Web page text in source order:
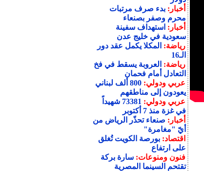
أخبار:بدء صرف مرتبات
محرم وصفر بصنعاء
أخبار: استهداف سفينة
سعودية في خليج عدن
رياضة: المكلا يكمل عقد دور
الـ16
رياضة: العروبة يسقط في فخ
التعادل أمام فحمان
عربي ودولي:
800 ألف لبناني
يعودون إلى مناطقهم
عربي ودولي:
73381 شهيداً
في غزة منذ 7 أكتوبر
أخبار: صنعاء تحذّر الرياض من
أيّ "مغامرة"
اقتصاد:بورصة الكويت تُغلق
على ارتفاع
فنون ومنوعات:سارة بركة
تقتحم السينما المصرية